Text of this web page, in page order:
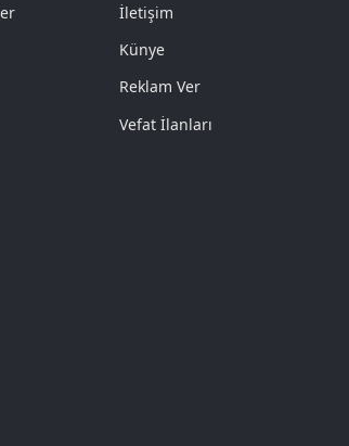
İletişim
Künye
Reklam Ver
Vefat İlanları